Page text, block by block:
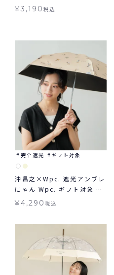
雨傘 長傘 晴雨兼用
¥3,190税込
完全遮光 ギフト対象
沖昌之×Wpc. 遮光アンブレ
にゃん Wpc. ギフト対象 日
傘 折りたたみ 晴雨兼用
¥4,290税込